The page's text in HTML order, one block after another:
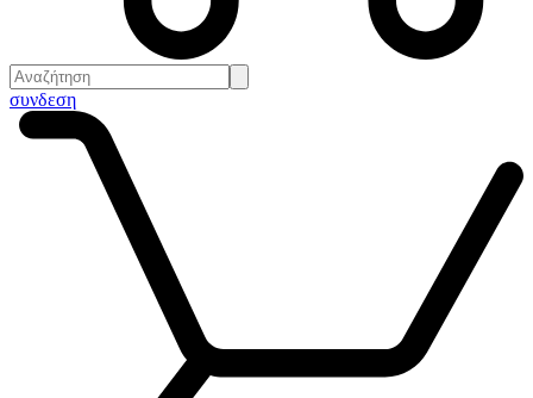
συνδεση